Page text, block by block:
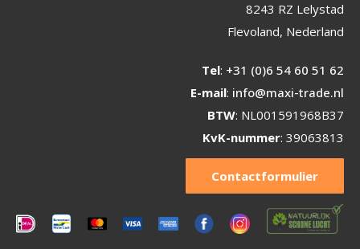
8243 RZ Lelystad
Flevoland, Nederland
Tel: +31 (0)6 54 60 51 62
E-mail: info@maxi-trade.nl
BTW: NL001591968B37
KvK-nummer: 39063813
Contactformulier